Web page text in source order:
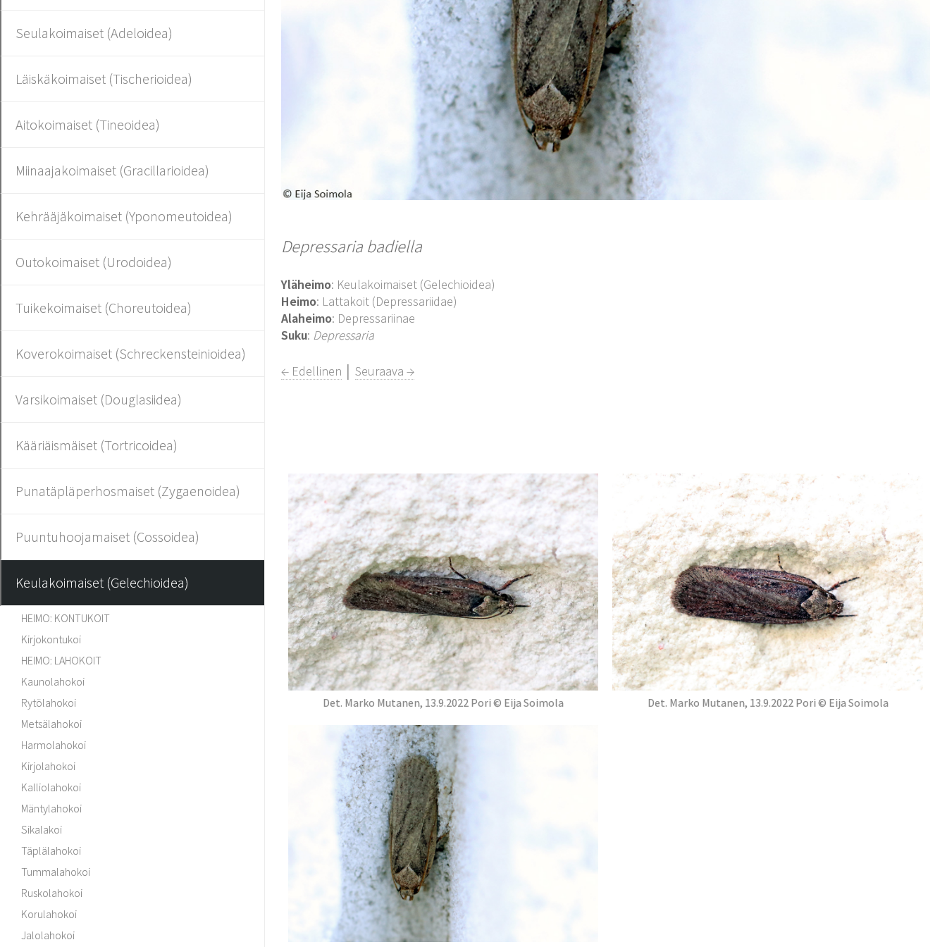
Seulakoimaiset (Adeloidea)
Läiskäkoimaiset (Tischerioidea)
Aitokoimaiset (Tineoidea)
Miinaajakoimaiset (Gracillarioidea)
Kehrääjäkoimaiset (Yponomeutoidea)
Outokoimaiset (Urodoidea)
Tuikekoimaiset (Choreutoidea)
Koverokoimaiset (Schreckensteinioidea)
Varsikoimaiset (Douglasiidea)
Kääriäismäiset (Tortricoidea)
Punatäpläperhosmaiset (Zygaenoidea)
Puuntuhoojamaiset (Cossoidea)
Keulakoimaiset (Gelechioidea)
HEIMO: KONTUKOIT
Kirjokontukoi
HEIMO: LAHOKOIT
Kaunolahokoi
Rytölahokoi
Metsälahokoi
Harmolahokoi
Kirjolahokoi
Kalliolahokoi
Mäntylahokoi
Sikalakoi
Täplälahokoi
Tummalahokoi
Ruskolahokoi
Korulahokoi
Jalolahokoi
Depressaria badiella
Yläheimo: Keulakoimaiset (Gelechioidea)
Heimo: Lattakoit (Depressariidae)
Alaheimo: Depressariinae
Suku: Depressaria
← Edellinen │Seuraava →
Det. Marko Mutanen, 13.9.2022 Pori © Eija Soimola Det. Marko Mutanen, 13.9.2022 Pori © Eija Soimola